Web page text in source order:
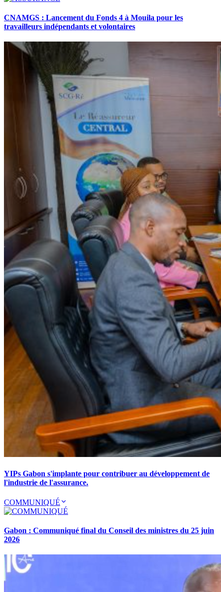
CNAMGS : Lancement du Fonds 4 à Mouila pour les
travailleurs indépendants et volontaires
YIPs Gabon s'implante pour contribuer au développement de
l'industrie de l'assurance.
COMMUNIQUÉ
Gabon : Communiqué final du Conseil des ministres du 25 juin
2026